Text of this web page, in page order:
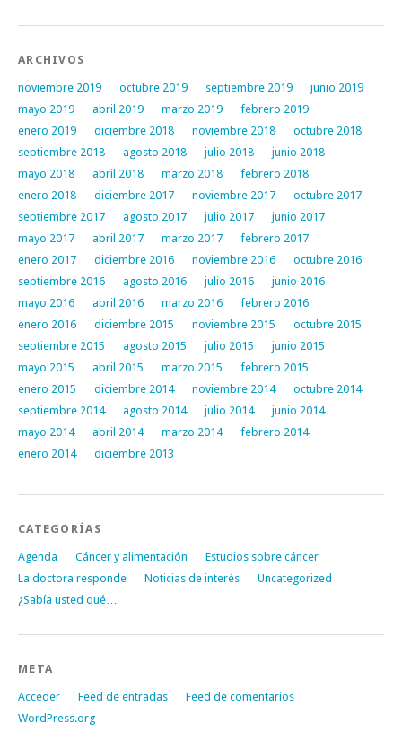
ARCHIVOS
noviembre 2019 octubre 2019 septiembre 2019
junio 2019
mayo 2019
abril 2019 marzo 2019
febrero 2019
enero 2019
diciembre 2018 noviembre 2018
octubre 2018
septiembre 2018
agosto 2018 julio 2018
junio 2018
mayo 2018
abril 2018 marzo 2018
febrero 2018
enero 2018
diciembre 2017 noviembre 2017
octubre 2017
septiembre 2017
agosto 2017 julio 2017
junio 2017
mayo 2017
abril 2017 marzo 2017
febrero 2017
enero 2017
diciembre 2016 noviembre 2016
octubre 2016
septiembre 2016
agosto 2016 julio 2016
junio 2016
mayo 2016
abril 2016 marzo 2016
febrero 2016
enero 2016
diciembre 2015 noviembre 2015
octubre 2015
septiembre 2015
agosto 2015 julio 2015
junio 2015
mayo 2015
abril 2015 marzo 2015
febrero 2015
enero 2015
diciembre 2014 noviembre 2014
octubre 2014
septiembre 2014
agosto 2014 julio 2014
junio 2014
mayo 2014
abril 2014 marzo 2014
febrero 2014
enero 2014
diciembre 2013
CATEGORÍAS
Agenda Cáncer y alimentación
Estudios sobre cáncer
La doctora responde
Noticias de interés
Uncategorized
¿Sabía usted qué…
META
Acceder Feed de entradas
Feed de comentarios
WordPress.org